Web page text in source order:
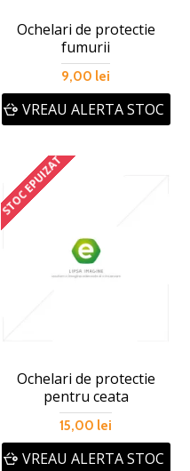
Ochelari de protectie
fumurii
9,00 lei
VREAU ALERTA STOC
STOC EPUIZAT
Ochelari de protectie
pentru ceata
15,00 lei
VREAU ALERTA STOC